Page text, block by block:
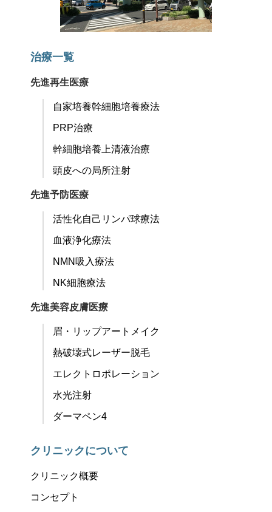
治療一覧
先進再生医療
自家培養幹細胞培養療法
PRP治療
幹細胞培養上清液治療
頭皮への局所注射
先進予防医療
活性化自己リンパ球療法
血液浄化療法
NMN吸入療法
NK細胞療法
先進美容皮膚医療
眉・リップアートメイク
熱破壊式レーザー脱毛
エレクトロポレーション
水光注射
ダーマペン4
クリニックについて
クリニック概要
コンセプト